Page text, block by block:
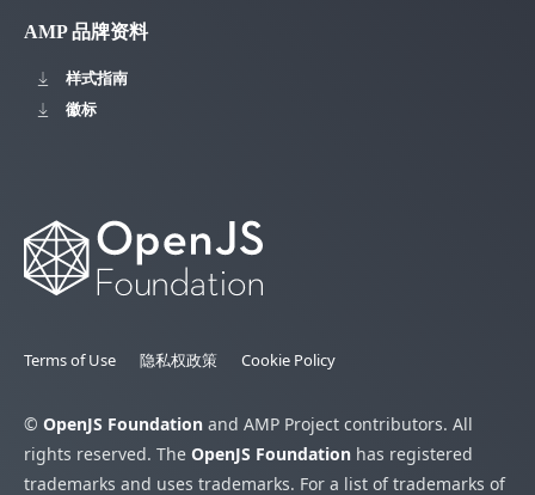
AMP 品牌资料
样式指南
徽标
Terms of Use 隐私权政策 Cookie Policy
© OpenJS Foundation and AMP Project contributors. All
rights reserved. The OpenJS Foundation has registered
trademarks and uses trademarks. For a list of trademarks of